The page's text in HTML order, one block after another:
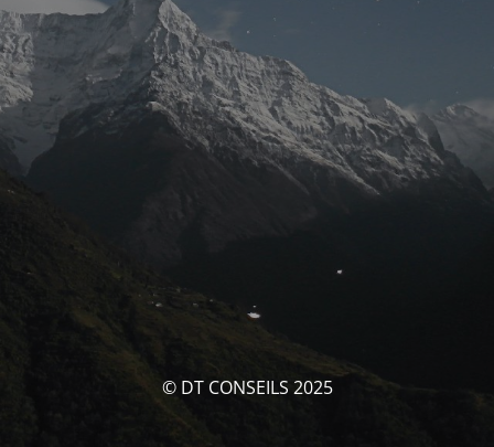
© DT CONSEILS 2025